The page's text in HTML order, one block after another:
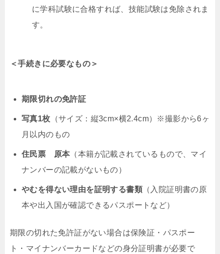
に学科試験に合格すれば、技能試験は免除されま
す。
＜手続きに必要なもの＞
期限切れの免許証
写真1枚 （サイズ：縦3cm×横2.4cm）※撮影から6ヶ
月以内のもの
住民票 原本（本籍が記載されているもので、マイ
ナンバーの記載がないもの）
やむを得ない理由を証明する書類 （入院証明書の原
本や出入国が確認できるパスポートなど）
期限の切れた免許証がない場合は保険証・パスポー
ト・マイナンバーカードなどの身分証明書が必要で